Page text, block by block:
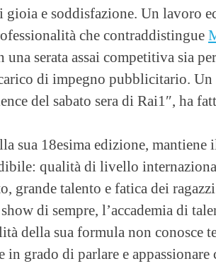
gioia e soddisfazione. Un lavoro
che contraddistingue
una serata assai competitiva sia per
di impegno pubblicitario. Un
del sabato sera di Rai1″, ha
sua 18esima edizione,
qualità di livello
grande talento e fatica dei
di sempre, l’accademia di
della sua formula non conosce
in grado di parlare e